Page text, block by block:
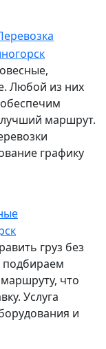
Любой из них
маршрут.
графику
груз без
подбираем
что
Услуга
и